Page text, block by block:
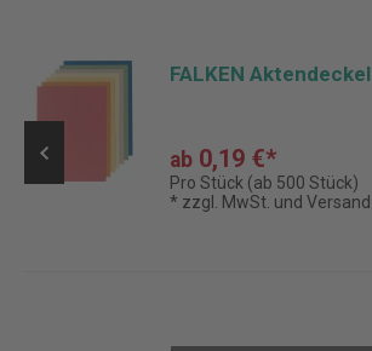
FALKEN Aktendeckel
ab 0,19 €*
Pro Stück (ab 500 Stück)
* zzgl. MwSt. und Versand